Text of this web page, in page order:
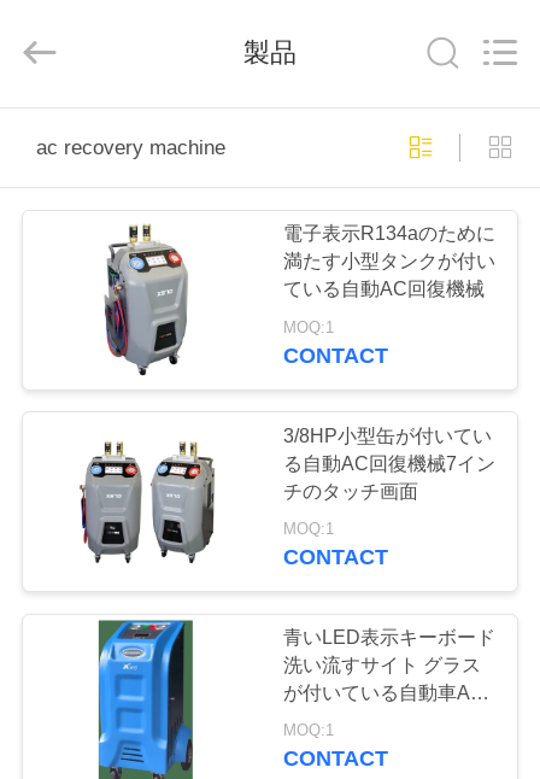
プ
ト
に
2025
Guangzhou
Equipment
製品
ac recovery machine
電子表示R134aのために
満たす小型タンクが付い
ている自動AC回復機械
MOQ:1
CONTACT
3/8HP小型缶が付いてい
る自動AC回復機械7イン
チのタッチ画面
MOQ:1
CONTACT
青いLED表示キーボード
洗い流すサイト グラス
が付いている自動車AC
回復機械
MOQ:1
CONTACT